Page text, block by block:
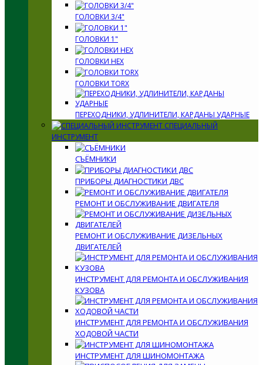
ГОЛОВКИ 3/4"
ГОЛОВКИ 1"
ГОЛОВКИ HEX
ГОЛОВКИ TORX
ПЕРЕХОДНИКИ, УДЛИНИТЕЛИ, КАРДАНЫ УДАРНЫЕ
СПЕЦИАЛЬНЫЙ
ИНСТРУМЕНТ
СЪЁМНИКИ
ПРИБОРЫ ДИАГНОСТИКИ ДВС
РЕМОНТ И ОБСЛУЖИВАНИЕ ДВИГАТЕЛЯ
РЕМОНТ И ОБСЛУЖИВАНИЕ ДИЗЕЛЬНЫХ
ДВИГАТЕЛЕЙ
ИНСТРУМЕНТ ДЛЯ РЕМОНТА И ОБСЛУЖИВАНИЯ
КУЗОВА
ИНСТРУМЕНТ ДЛЯ РЕМОНТА И ОБСЛУЖИВАНИЯ
ХОДОВОЙ ЧАСТИ
ИНСТРУМЕНТ ДЛЯ ШИНОМОНТАЖА